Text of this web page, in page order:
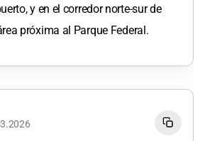
y en el corredor norte-sur de
próxima al Parque Federal.